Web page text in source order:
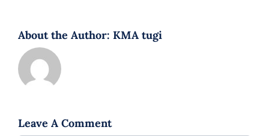
About the Author: KMA tugi
Leave A Comment